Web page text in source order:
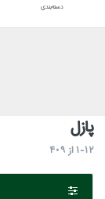
دسته‌بندي
پازل
1-12از409